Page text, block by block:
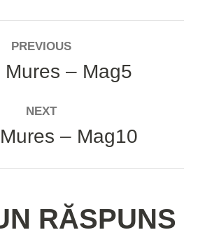
PREVIOUS
Previous
Mures – Mag5
NEXT
Next– Mag10
RĂSPUNS